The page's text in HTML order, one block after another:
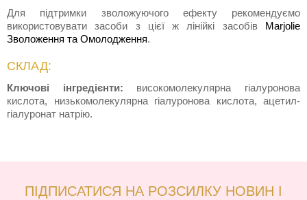
Для підтримки зволожуючого ефекту рекомендуємо
використовувати засоби з цієї ж лінійкі засобів Marjolie
Зволоження та Омолодження.
СКЛАД:
Ключові інгредієнти: високомолекулярна гіалуронова
кислота, низькомолекулярна гіалуронова кислота, ацетил-
гіалуронат натрію.
ПІДПИСАТИСЯ НА РОЗСИЛКУ НОВИН І